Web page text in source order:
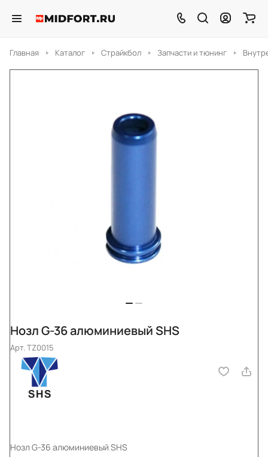
Главная Каталог Страйкбол Запчасти и тюнинг
Нозл G-36 алюминиевый SHS
Арт.TZ0015
Нозл G-36 алюминиевый SHS